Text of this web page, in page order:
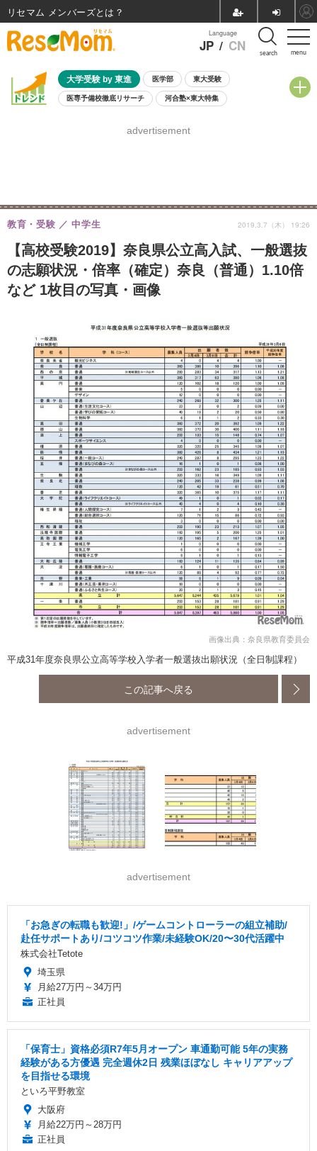
menu
Language
JP / CN search
大学受験 by 東進 医学部 東大受験
医専予備校徹底リサーチ 河合塾×東大特集
8月開催学校説明会・相談会
advertisement
【高校受験2019】奈良県公立高入試、一般選抜
の志願状況・倍率（確定）奈良（普通）1.10倍
など 1枚目の写真・画像
教育・受験 中学生 2019.3.7（木） 19:26
画像出典：奈良県教育委員会
平成31年度奈良県公立高等学校入学者一般選抜出願状況（全日制課程）
この記事へ戻る
advertisement
advertisement
「お急ぎの転職も歓迎!」/ゲームコントローラーの組立補助/
赴任サポートあり/コツコツ作業/未経験OK/20〜30代活躍中
株式会社Tetote
埼玉県
月給27万円～34万円
正社員
「保育士」資格必須R7年5月オープン 車通勤可能 5年の実務
経験がある方優遇 完全週休2日 残業ほぼなし キャリアアップ
を目指せる環境
といろ平野教室
大阪府
月給22万円～28万円
正社員
リセマム メンバーズ